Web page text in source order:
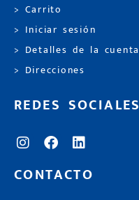
> Carrito
> Iniciar sesión
> Detalles de la cuenta
> Direcciones
REDES SOCIALES
CONTACTO